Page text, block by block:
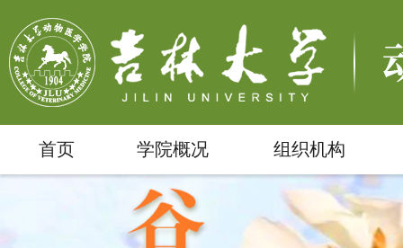
首页 学院概况 组织机构